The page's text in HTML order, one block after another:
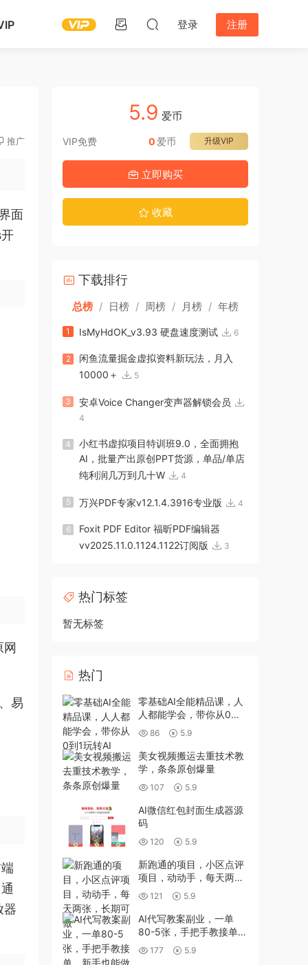
登录 注册
推广
面
易
器
5.9 爱币
VIP免费 升级VIP
0 爱币
立即购买
收藏
下载排行
总榜 / 日榜 / 周榜 / 月榜 / 年榜
1 IsMyHdOK_v3.93 硬盘速度测试 6
2
闲鱼流量掘金虚拟资料新玩法，月入
10000＋
5
3 安卓Voice Changer变声器解锁会员
4
4
小红书虚拟项目特训班9.0，全面拥抱
AI，批量产出原创PPT货源，单品/单店
纯利润几万到几十W
4
5 万兴PDF专家v12.1.4.3916专业版 4
6
Foxit PDF Editor 福昕PDF编辑器
vv2025.11.0.1124.1122订阅版
3
热门标签
暂无标签
热门
零基础AI全能精品课，人
人都能学会，带你从0到1
玩转AI
86 5.9
美女视频搬运去重技术教
学，条条原创爆量
107 5.9
AI微信红包封面生成器源
码
120 5.9
新跑通的项目，小区点评
项目，动动手，每天两
张，长期可做
121 5.9
AI代写教案副业，一单
80-5张，手把手教接单，
新手也能做
177 5.9